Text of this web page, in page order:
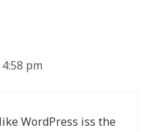
pm
WordPress iss the